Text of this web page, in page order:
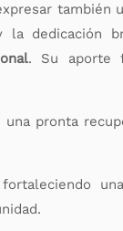
también
dedicación
. Su aporte
una pronta